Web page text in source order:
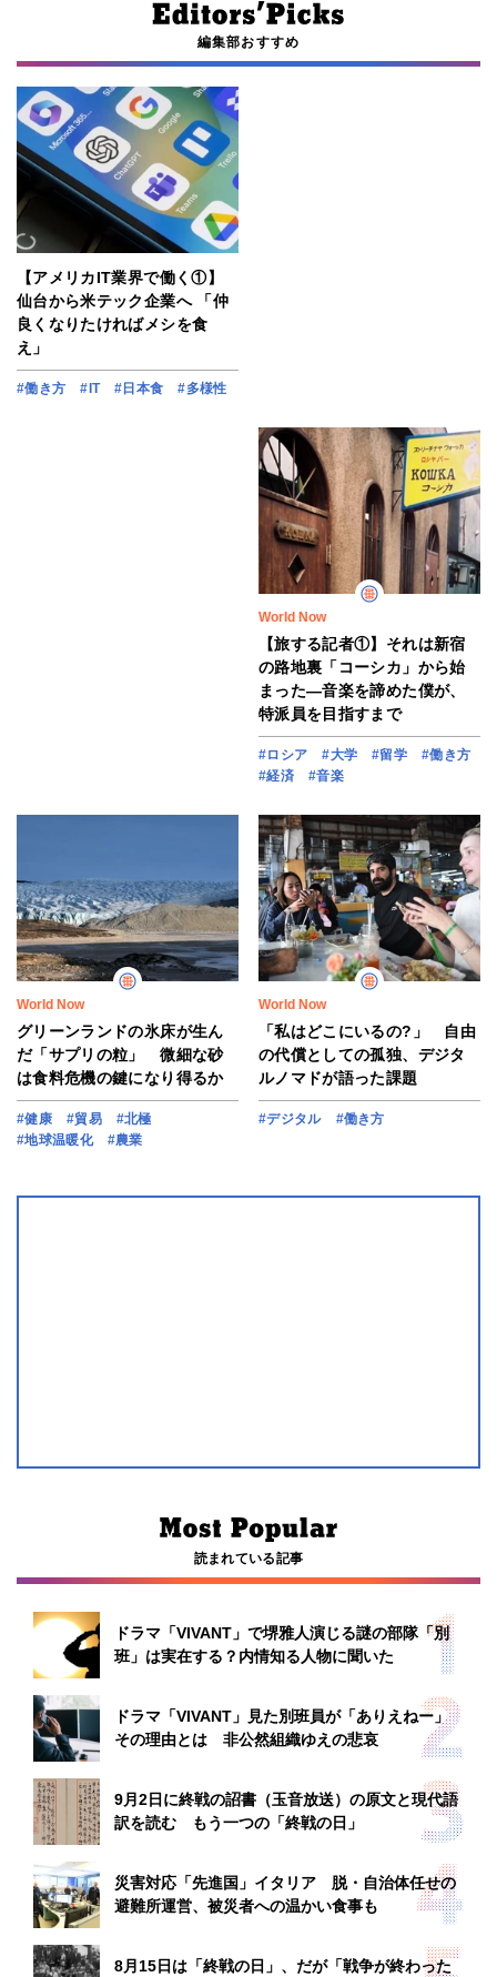
編集部おすすめ
【アメリカIT業界で働く①】
仙台から米テック企業へ 「仲
良くなりたければメシを食
え」
#働き方 #IT #日本食 #多様性
World Now
【旅する記者①】それは新宿
の路地裏「コーシカ」から始
まった―音楽を諦めた僕が、
特派員を目指すまで
#ロシア #大学 #留学
#働き方
#経済
#音楽
World Now
グリーンランドの氷床が生ん
だ「サプリの粒」 微細な砂
は食料危機の鍵になり得るか
#健康 #貿易
#北極
#地球温暖化
#農業
World Now
「私はどこにいるの?」 自由
の代償としての孤独、デジタ
ルノマドが語った課題
#デジタル #働き方
読まれている記事
ドラマ「VIVANT」で堺雅人演じる謎の部隊「別
班」は実在する？内情知る人物に聞いた
ドラマ「VIVANT」見た別班員が「ありえねー」
その理由とは 非公然組織ゆえの悲哀
9月2日に終戦の詔書（玉音放送）の原文と現代語
訳を読む もう一つの「終戦の日」
災害対応「先進国」イタリア 脱・自治体任せの
避難所運営、被災者への温かい食事も
8月15日は「終戦の日」、だが「戦争が終わった